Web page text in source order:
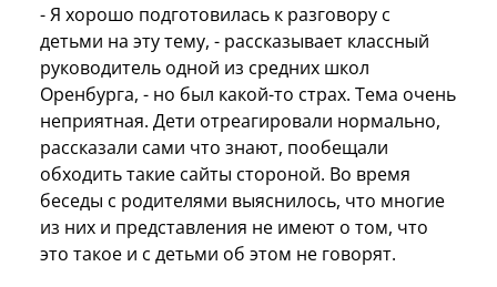
- Я хорошо подготовилась к разговору с
детьми на эту тему, - рассказывает классный
руководитель одной из средних школ
Оренбурга, - но был какой-то страх. Тема очень
неприятная. Дети отреагировали нормально,
рассказали сами что знают, пообещали
обходить такие сайты стороной. Во время
беседы с родителями выяснилось, что многие
из них и представления не имеют о том, что
это такое и с детьми об этом не говорят.